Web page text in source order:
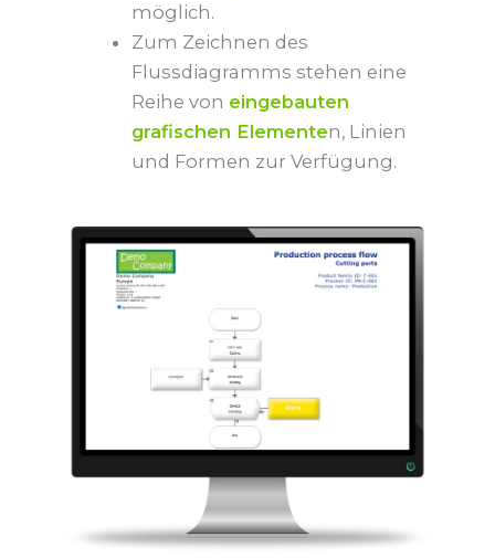
möglich.
Zum Zeichnen des
Flussdiagramms stehen eine
Reihe von eingebauten
grafischen Elementen, Linien
und Formen zur Verfügung.